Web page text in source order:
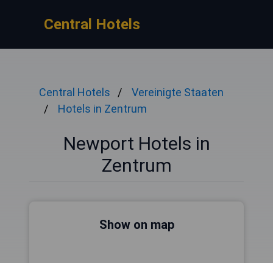
Central Hotels
Central Hotels
Vereinigte Staaten
Hotels in Zentrum
Newport Hotels in
Zentrum
Show on map